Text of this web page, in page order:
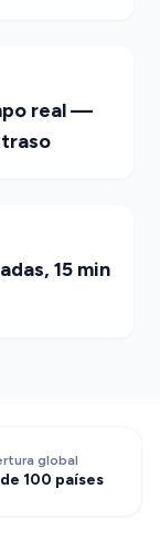
real —
15 min
global
100 países